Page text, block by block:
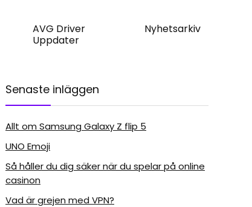
AVG Driver
Uppdater
Nyhetsarkiv
Senaste inläggen
Allt om Samsung Galaxy Z flip 5
UNO Emoji
Så håller du dig säker när du spelar på online
casinon
Vad är grejen med VPN?